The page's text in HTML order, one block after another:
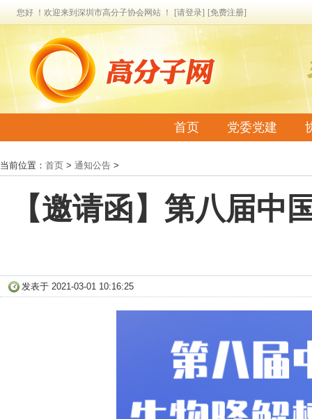
您好 ！欢迎来到深圳市高分子协会网站 ！ [请登录] [免费注册]
首页 党委党建
当前位置： 首页 > 通知公告 >
【邀请函】第八届中
发表于 2021-03-01 10:16:25